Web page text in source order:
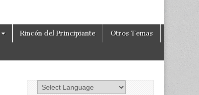
Rincón del Principiante Otros Temas